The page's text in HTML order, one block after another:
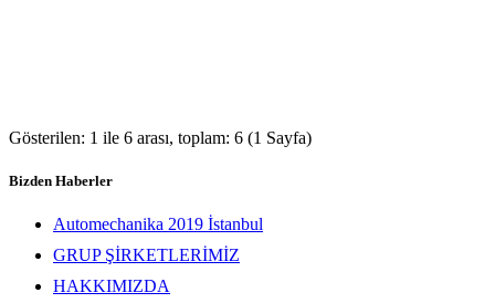
Gösterilen: 1 ile 6 arası, toplam: 6 (1 Sayfa)
Bizden Haberler
Automechanika 2019 İstanbul
GRUP ŞİRKETLERİMİZ
HAKKIMIZDA